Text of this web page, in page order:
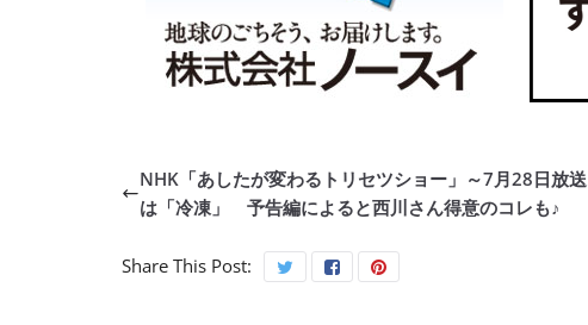
NHK「あしたが変わるトリセツショー」～7月28日放送
は「冷凍」 予告編によると西川さん得意のコレも♪
Share This Post: